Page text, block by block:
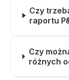
Czy
raportu
Czy
różnych